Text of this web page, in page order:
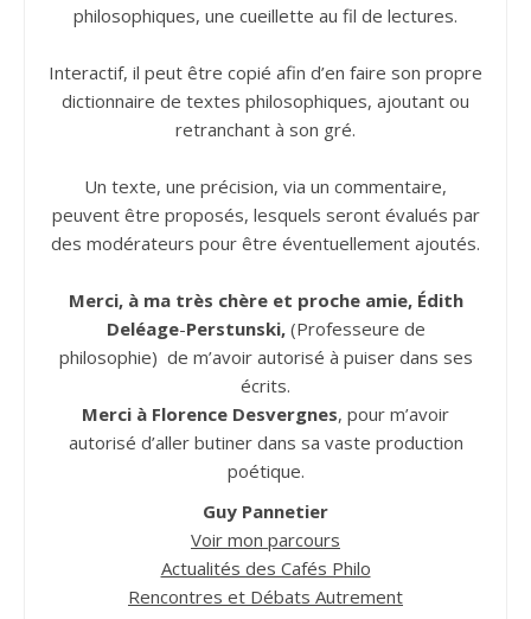
philosophiques, une cueillette au fil de lectures.
Interactif, il peut être copié afin d’en faire son propre
dictionnaire de textes philosophiques, ajoutant ou
retranchant à son gré.
Un texte, une précision, via un commentaire,
peuvent être proposés, lesquels seront évalués par
des modérateurs pour être éventuellement ajoutés.
Merci, à ma très chère et proche amie, Édith
Deléage-Perstunski,(Professeure de
philosophie) de m’avoir autorisé à puiser dans ses
écrits.
Merci à Florence Desvergnes, pour m’avoir
autorisé d’aller butiner dans sa vaste production
poétique.
Guy Pannetier
Voir mon parcours
Actualités des Cafés Philo
Rencontres et Débats Autrement